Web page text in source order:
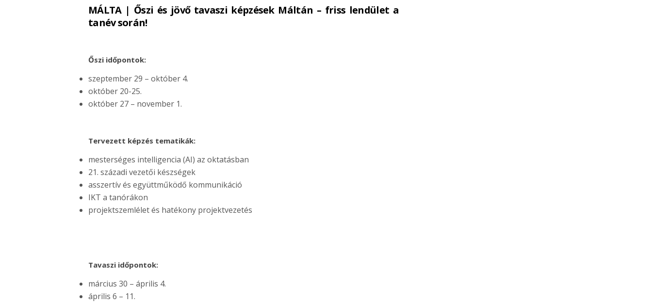
MÁLTA | Őszi és jövő tavaszi képzések Máltán – friss lendület a
tanév során!
Őszi időpontok:
szeptember 29 – október 4.
október 20-25.
október 27 – november 1.
Tervezett képzés tematikák:
mesterséges intelligencia (AI) az oktatásban
21. századi vezetői készségek
asszertív és együttműködő kommunikáció
IKT a tanórákon
projektszemlélet és hatékony projektvezetés
Tavaszi időpontok:
március 30 – április 4.
április 6 – 11.